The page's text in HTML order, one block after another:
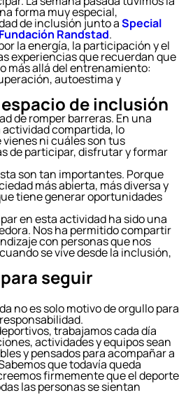
forma muy especial,
de inclusión junto aSpecial
Fundación Randstad.
la energía, la participación y el
experiencias que recuerdan que
más allá del entrenamiento:
autoestima y
de inclusión
de romper barreras. En una
actividad compartida, lo
ni cuáles son tus
de participar, disfrutar y formar
son tan importantes. Porque
más abierta, más diversa y
tiene generar oportunidades
en esta actividad ha sido una
Nos ha permitido compartir
con personas que nos
se vive desde la inclusión,
seguir
no es solo motivo de orgullo para
trabajamos cada día
actividades y equipos sean
y pensados para acompañar a
que todavía queda
firmemente que el deporte
las personas se sientan